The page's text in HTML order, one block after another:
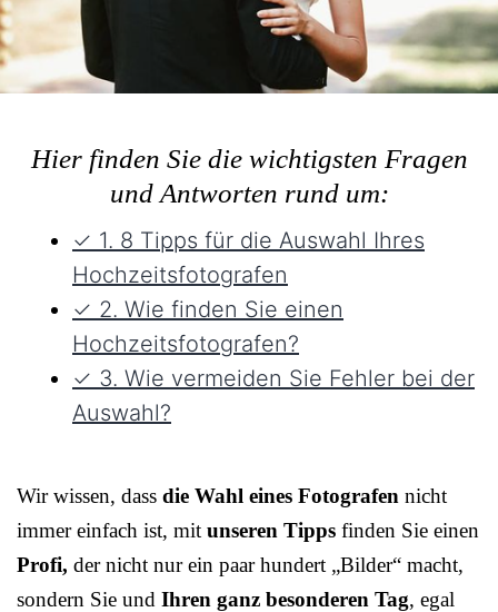
Hier finden Sie die wichtigsten Fragen
und Antworten rund um:
✓ 1. 8 Tipps für die Auswahl Ihres
Hochzeitsfotografen
✓ 2. Wie finden Sie einen
Hochzeitsfotografen?
✓ 3. Wie vermeiden Sie Fehler bei der
Auswahl?
Wir wissen, dass die Wahl eines Fotografen nicht
immer einfach ist, mit unseren Tipps finden Sie einen
Profi, der nicht nur ein paar hundert „Bilder“ macht,
sondern Sie und Ihren ganz besonderen Tag, egal